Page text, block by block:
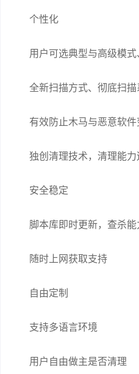
个性化
用户可选典型与高级模
全新扫描方式、彻底扫描
有效防止木马与恶意软
独创清理技术，清理能
安全稳定
脚本库即时更新，查杀
随时上网获取支持
自由定制
支持多语言环境
用户自由做主是否清理